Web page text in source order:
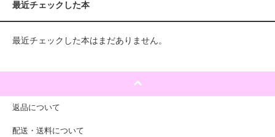
最近チェックした本
最近チェックした本はまだありません。
返品について
配送・送料について